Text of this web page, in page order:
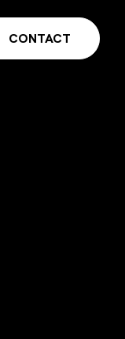
CONTACT